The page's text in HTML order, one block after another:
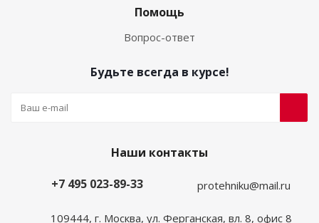
Помощь
Вопрос-ответ
Будьте всегда в курсе!
Наши контакты
+7 495 023-89-33
protehniku@mail.ru
109444, г. Москва, ул. Ферганская, вл. 8, офис 8